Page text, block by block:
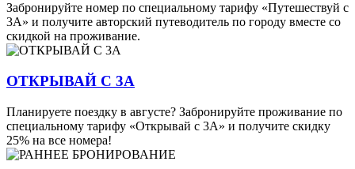
Забронируйте номер по специальному тарифу «Путешествуй с
3А» и получите авторский путеводитель по городу вместе со
скидкой на проживание.
ОТКРЫВАЙ С 3А
Планируете поездку в августе? Забронируйте проживание по
специальному тарифу «Открывай с 3А» и получите скидку
25% на все номера!